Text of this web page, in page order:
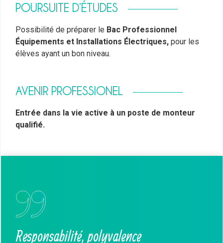
POURSUITE D’ÉTUDES
Possibilité de préparer le Bac Professionnel
Équipements et Installations Électriques, pour les
élèves ayant un bon niveau.
AVENIR PROFESSIONEL
Entrée dans la vie active à un poste de monteur
qualifié.
Responsabilité, polyvalence